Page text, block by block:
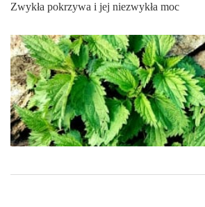
Zwykła pokrzywa i jej niezwykła moc